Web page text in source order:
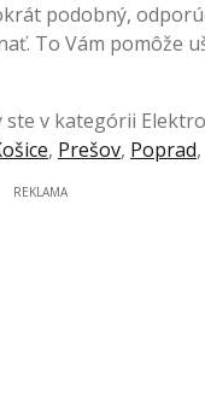
podobný,
To Vám pomôže
v kategórii
, Prešov, Poprad,
REKLAMA